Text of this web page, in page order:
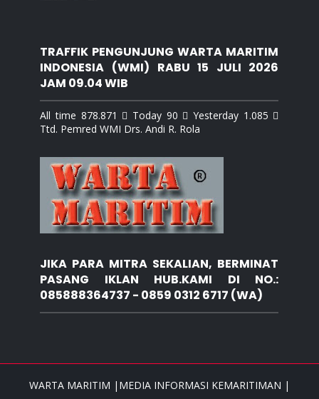
TRAFFIK PENGUNJUNG WARTA MARITIM
INDONESIA (WMI) RABU 15 JULI 2026
JAM 09.04 WIB
All time 878.871  Today 90  Yesterday 1.085 
Ttd. Pemred WMI Drs. Andi R. Rola
JIKA PARA MITRA SEKALIAN, BERMINAT
PASANG IKLAN HUB.KAMI DI NO.:
085888364737 - 0859 0312 6717 (WA)
WARTA MARITIM |MEDIA INFORMASI KEMARITIMAN |